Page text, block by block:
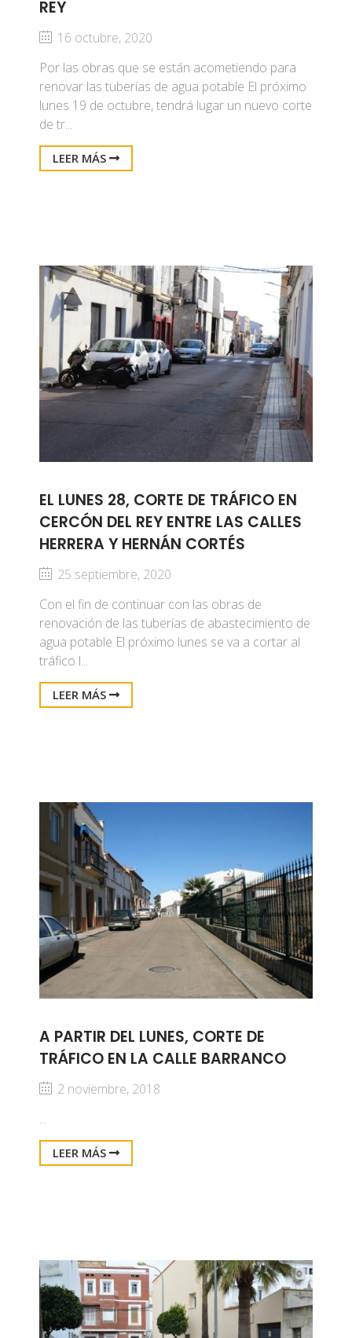
REY
16 octubre, 2020
Por las obras que se están acometiendo para
renovar las tuberías de agua potable El próximo
lunes 19 de octubre, tendrá lugar un nuevo corte
de tr...
LEER MÁS
EL LUNES 28, CORTE DE TRÁFICO EN
CERCÓN DEL REY ENTRE LAS CALLES
HERRERA Y HERNÁN CORTÉS
25 septiembre, 2020
Con el fin de continuar con las obras de
renovación de las tuberías de abastecimiento de
agua potable El próximo lunes se va a cortar al
tráfico l...
LEER MÁS
A PARTIR DEL LUNES, CORTE DE
TRÁFICO EN LA CALLE BARRANCO
2 noviembre, 2018
...
LEER MÁS